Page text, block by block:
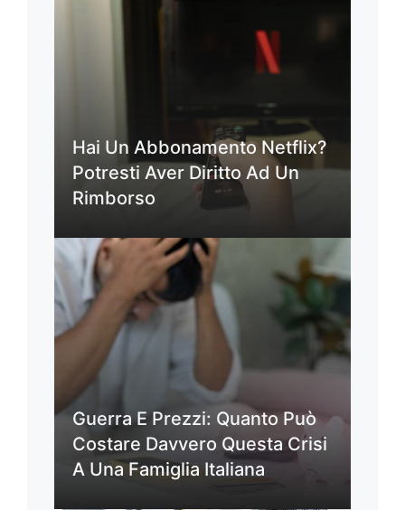
Hai Un Abbonamento Netflix?
Potresti Aver Diritto Ad Un
Rimborso
Guerra E Prezzi: Quanto Può
Costare Davvero Questa Crisi
A Una Famiglia Italiana